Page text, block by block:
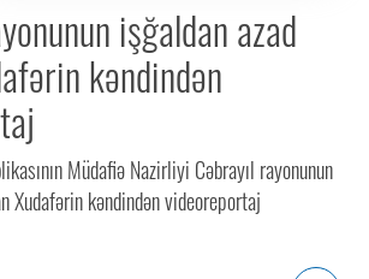
işğaldan azad
kəndindən
Müdafiə Nazirliyi Cəbrayıl rayonunun
Xudafərin kəndindən videoreportaj